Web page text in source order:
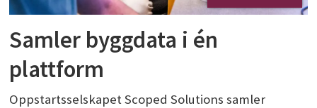
Samler byggdata i én
plattform
Oppstartsselskapet Scoped Solutions samler